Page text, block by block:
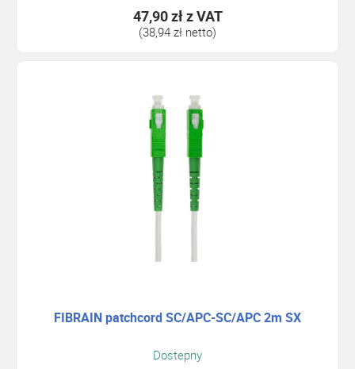
47,90 złz VAT
(38,94 zł netto)
FIBRAIN patchcord SC/APC-SC/APC 2m SX
Dostepny